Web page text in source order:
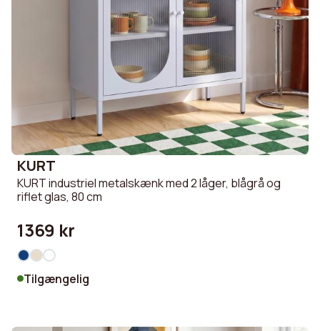
KURT
KURT industriel metalskænk med 2 låger, blågrå og
riflet glas, 80 cm
1369 kr
Tilgængelig